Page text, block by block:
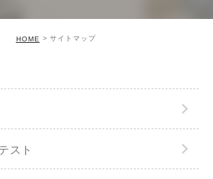
HOME サイトマップ
スト